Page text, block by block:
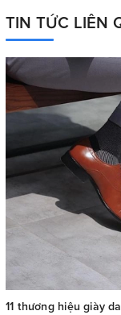
TIN TỨC LIÊN
11 thương hiệu giày